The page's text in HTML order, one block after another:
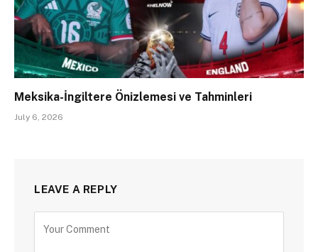
Meksika-İngiltere Önizlemesi ve Tahminleri
July 6, 2026
LEAVE A REPLY